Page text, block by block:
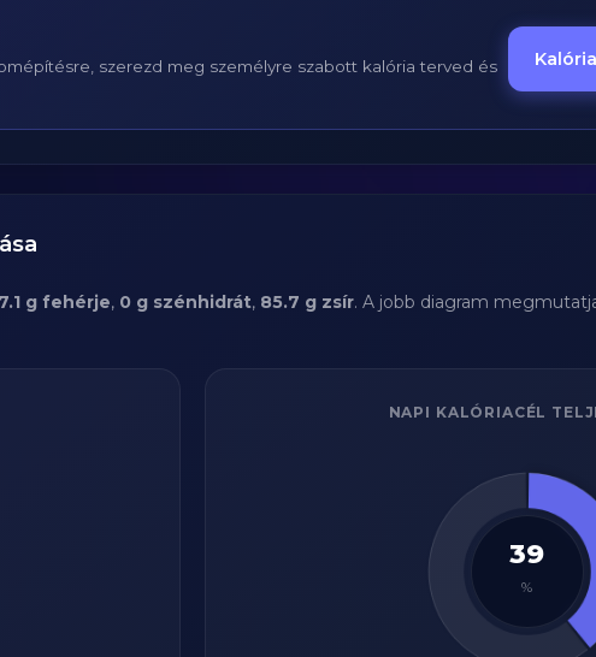
szerezd meg személyre szabott kalória terved és
7.1 g fehérje, 0 g szénhidrát, 85.7 g zsír. A jobb diagram
NAPI KALÓRIACÉL
39
%